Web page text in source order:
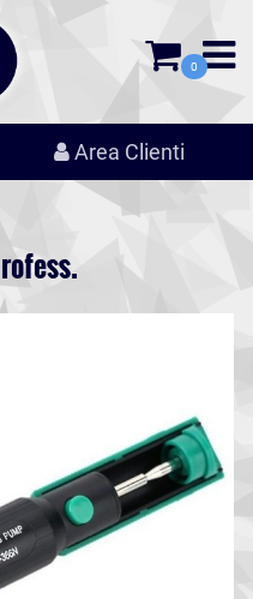
0
Area Clienti